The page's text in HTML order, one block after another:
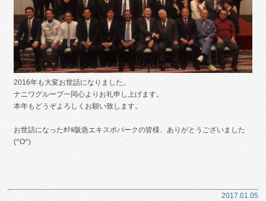
2016年も大変お世話になりました。
ナニワグループ一同心よりお礼申し上げます。
本年もどうぞよろしくお願い致します。
お世話になったﾎﾃﾙ阪急エキスポパークの皆様、ありがとうございました
(^O^)
2017.01.05